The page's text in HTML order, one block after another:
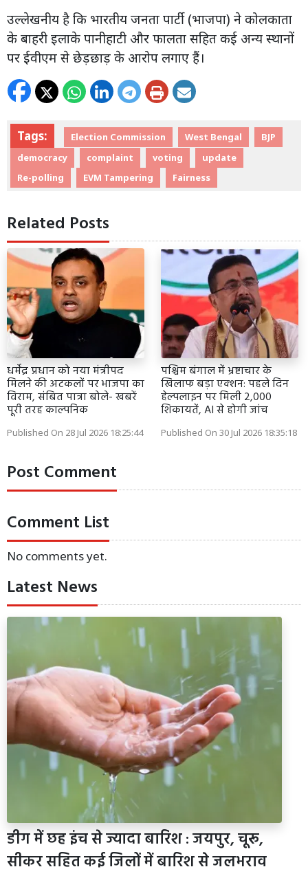
उल्लेखनीय है कि भारतीय जनता पार्टी (भाजपा) ने कोलकाता
के बाहरी इलाके पानीहाटी और फालता सहित कई अन्य स्थानों
पर ईवीएम से छेड़छाड़ के आरोप लगाए हैं।
Tags: Election Commission West Bengal
BJP
democracy
complaint voting
update
Re-polling
EVM Tampering Fairness
Related Posts
धर्मेंद्र प्रधान को नया मंत्रीपद
मिलने की अटकलों पर भाजपा का
विराम, संबित पात्रा बोले- खबरें
पूरी तरह काल्पनिक
Published On 28 Jul 2026 18:25:44
पश्चिम बंगाल में भ्रष्टाचार के
खिलाफ बड़ा एक्शन: पहले दिन
हेल्पलाइन पर मिली 2,000
शिकायतें, AI से होगी जांच
Published On 30 Jul 2026 18:35:18
Post Comment
Comment List
No comments yet.
Latest News
डीग में छह इंच से ज्यादा बारिश : जयपुर, चूरू,
सीकर सहित कई जिलों में बारिश से जलभराव